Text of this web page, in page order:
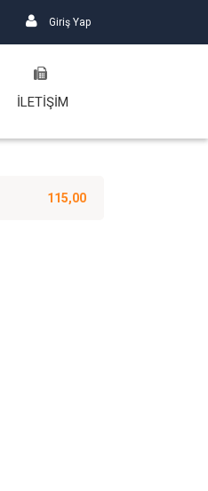
Giriş Yap
İLETİŞİM
115,00